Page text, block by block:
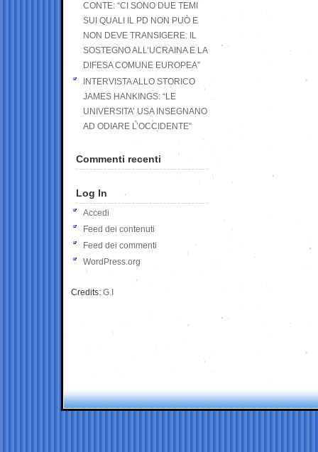
CONTE: “CI SONO DUE TEMI
SUI QUALI IL PD NON PUÒ E
NON DEVE TRANSIGERE: IL
SOSTEGNO ALL’UCRAINA E LA
DIFESA COMUNE EUROPEA”
INTERVISTA ALLO STORICO
JAMES HANKINGS: “LE
UNIVERSITA’ USA INSEGNANO
AD ODIARE L’OCCIDENTE”
Commenti recenti
Log In
Accedi
Feed dei contenuti
Feed dei commenti
WordPress.org
Credits: G.I